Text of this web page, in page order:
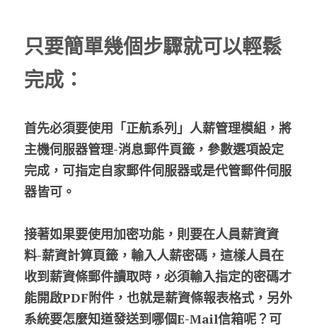
只要簡單幾個步驟就可以輕鬆
完成：
首先必須要使用「正航系列」人薪管理模組，將
主機伺服器管理-消息郵件頁籤，參數選項設定
完成，可指定自家郵件伺服器或是代管郵件伺服
器皆可。
接著如果要使用加密功能，則要在人員薪資資
料-薪資計算頁籤，輸入人薪密碼，這樣人員在
收到薪資條郵件讀取時，必須輸入指定的密碼才
能開啟PDF附件，也就是薪資條報表格式，另外
系統要怎麼知道發送到哪個E-Mail信箱呢？可